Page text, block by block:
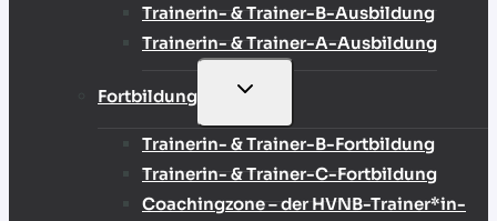
Trainerin- & Trainer-B-Ausbildung
Trainerin- & Trainer-A-Ausbildung
Fortbildung
UNTERMENÜ
Trainerin- & Trainer-B-Fortbildung
Trainerin- & Trainer-C-Fortbildung
Coachingzone – der HVNB-Trainer*in-